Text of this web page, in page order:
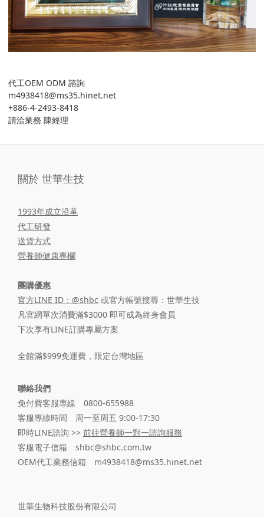
代工OEM ODM 諮詢
m4938418@ms35.hinet.net
+886-4-2493-8418
請洽業務 陳經理
關於 世華生技
1993年成立沿革
代工研發
送貨方式
營養師健康專欄
團購優惠
官方LINE ID：@shbc 或官方帳號搜尋：世華生技
凡官網單次消費滿$3000 即可成為終身會員
下次享有LINE訂購專屬方案
全館滿$999免運費，限定台灣地區
聯絡我們
免付費客服專線 0800-655988
客服專線時間 周一至周五 9:00-17:30
即時LINE諮詢 >> 前往營養師一對一諮詢服務
客服電子信箱 shbc@shbc.com.tw
OEM代工業務信箱 m4938418@ms35.hinet.net
世華生物科技股份有限公司